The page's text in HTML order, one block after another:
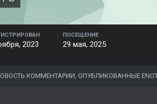
2023
ПОСЕЩЕНИЕ
29 мая, 2025
КОММЕНТАРИИ, ОПУБЛИКОВАННЫЕ